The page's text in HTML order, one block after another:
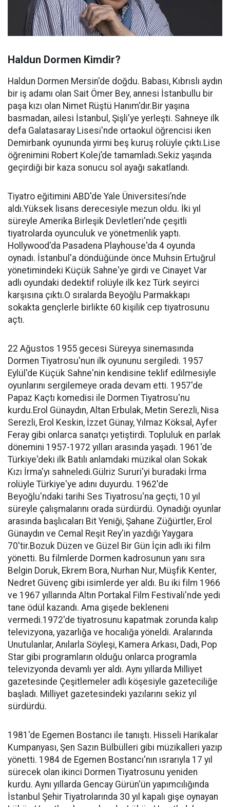
Haldun Dormen Kimdir?
Haldun Dormen Mersin'de doğdu. Babası, Kıbrıslı aydın
bir iş adamı olan Sait Ömer Bey, annesi İstanbullu bir
paşa kızı olan Nimet Rüştü Hanım'dır.Bir yaşına
basmadan, ailesi İstanbul, Şişli'ye yerleşti. Sahneye ilk
defa Galatasaray Lisesi'nde ortaokul öğrencisi iken
Demirbank oyununda yirmi beş kuruş rolüyle çıktı.Lise
öğrenimini Robert Kolej’de tamamladı.Sekiz yaşında
geçirdiği bir kaza sonucu sol ayağı sakatlandı.
Tiyatro eğitimini ABD'de Yale Üniversitesi’nde
aldı.Yüksek lisans derecesiyle mezun oldu. İki yıl
süreyle Amerika Birleşik Devletleri'nde çeşitli
tiyatrolarda oyunculuk ve yönetmenlik yaptı.
Hollywood'da Pasadena Playhouse'da 4 oyunda
oynadı. İstanbul'a döndüğünde önce Muhsin Ertuğrul
yönetimindeki Küçük Sahne'ye girdi ve Cinayet Var
adlı oyundaki dedektif rolüyle ilk kez Türk seyirci
karşısına çıktı.O sıralarda Beyoğlu Parmakkapı
sokakta gençlerle birlikte 60 kişilik cep tiyatrosunu
açtı.
22 Ağustos 1955 gecesi Süreyya sinemasında
Dormen Tiyatrosu'nun ilk oyununu sergiledi. 1957
Eylül'de Küçük Sahne'nin kendisine teklif edilmesiyle
oyunlarını sergilemeye orada devam etti. 1957'de
Papaz Kaçtı komedisi ile Dormen Tiyatrosu'nu
kurdu.Erol Günaydın, Altan Erbulak, Metin Serezli, Nisa
Serezli, Erol Keskin, İzzet Günay, Yılmaz Köksal, Ayfer
Feray gibi onlarca sanatçı yetiştirdi. Topluluk en parlak
dönemini 1957-1972 yılları arasında yaşadı. 1961'de
Türkiye'deki ilk Batılı anlamdaki müzikal olan Sokak
Kızı İrma'yı sahneledi.Gülriz Sururi'yi buradaki İrma
rolüyle Türkiye'ye adını duyurdu. 1962'de
Beyoğlu'ndaki tarihi Ses Tiyatrosu'na geçti, 10 yıl
süreyle çalışmalarını orada sürdürdü. Oynadığı oyunlar
arasında başlıcaları Bit Yeniği, Şahane Züğürtler, Erol
Günaydın ve Cemal Reşit Rey'in yazdığı Yaygara
70'tir.Bozuk Düzen ve Güzel Bir Gün İçin adlı iki film
yönetti. Bu filmlerde Dormen kadrosunun yanı sıra
Belgin Doruk, Ekrem Bora, Nurhan Nur, Müşfik Kenter,
Nedret Güvenç gibi isimlerde yer aldı. Bu iki film 1966
ve 1967 yıllarında Altın Portakal Film Festivali'nde yedi
tane ödül kazandı. Ama gişede bekleneni
vermedi.1972'de tiyatrosunu kapatmak zorunda kalıp
televizyona, yazarlığa ve hocalığa yöneldi. Aralarında
Unutulanlar, Anılarla Söyleşi, Kamera Arkası, Dadı, Pop
Star gibi programların olduğu onlarca programla
televizyonda devamlı yer aldı. Aynı yıllarda Milliyet
gazetesinde Çeşitlemeler adlı köşesiyle gazeteciliğe
başladı. Milliyet gazetesindeki yazılarını sekiz yıl
sürdürdü.
1981'de Egemen Bostancı ile tanıştı. Hisseli Harikalar
Kumpanyası, Şen Sazın Bülbülleri gibi müzikalleri yazıp
yönetti. 1984 de Egemen Bostancı'nın ısrarıyla 17 yıl
sürecek olan ikinci Dormen Tiyatrosunu yeniden
kurdu. Aynı yıllarda Gencay Gürün'ün yapımcılığında
İstanbul Şehir Tiyatrolarında 30 yıl kapalı gişe oynayan